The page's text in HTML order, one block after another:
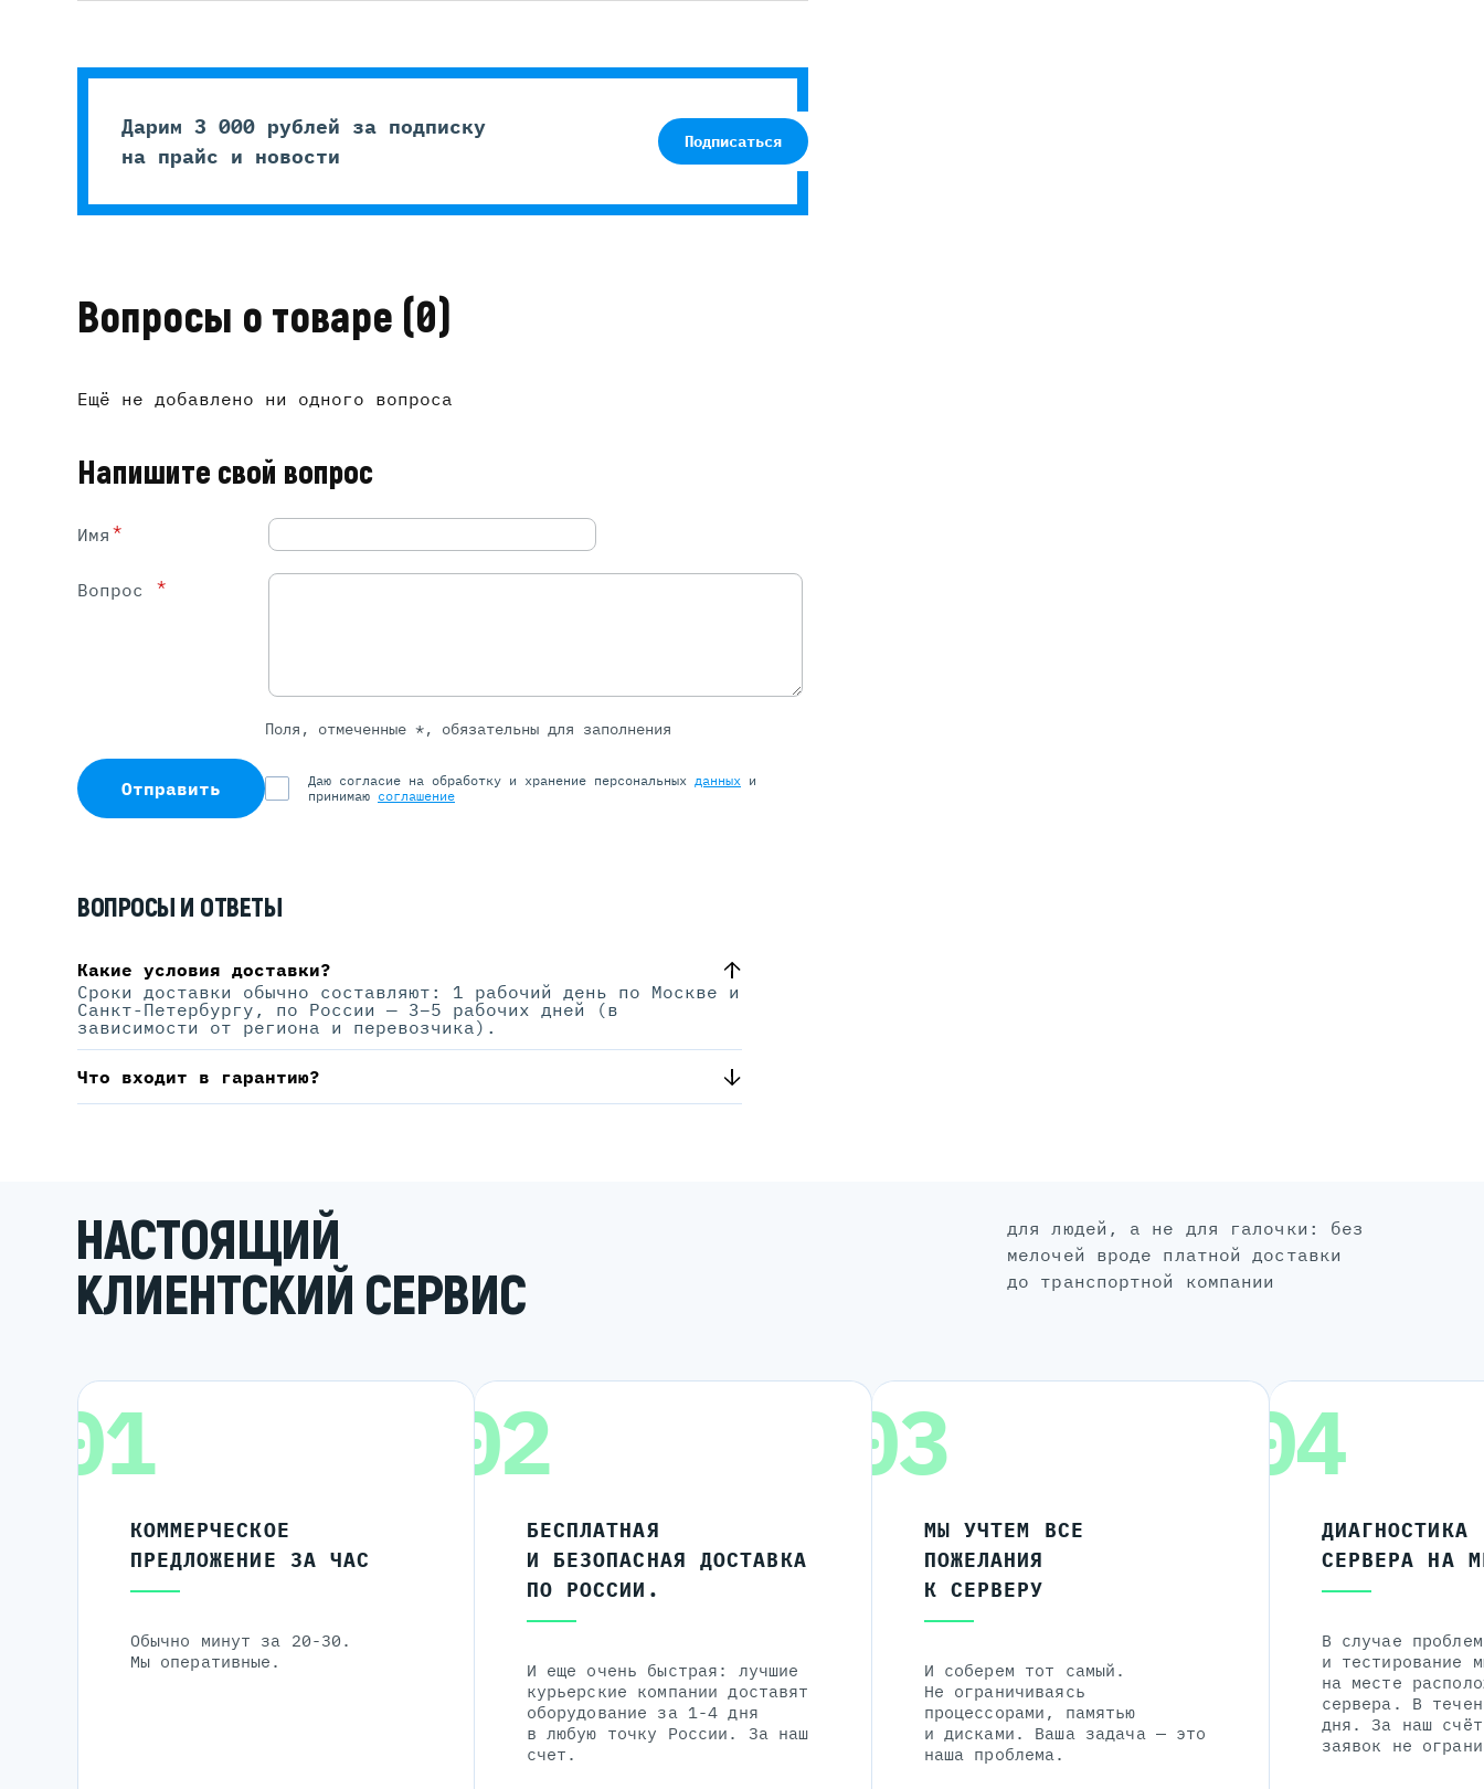
Дарим 3 000 рублей за подписку
на прайс и новости
Подписаться
Вопросы о товаре (0)
Ещё не добавлено ни одного вопроса
Напишите свой вопрос
Имя *
Вопрос *
Поля, отмеченные *, обязательны для заполнения
Отправить Даю согласие на обработку и хранение персональных данных и
принимаю соглашение
ВОПРОСЫ И ОТВЕТЫ
Какие условия доставки?
Сроки доставки обычно составляют: 1 рабочий день по Москве и
Санкт-Петербургу, по России — 3–5 рабочих дней (в
зависимости от региона и перевозчика).
Что входит в гарантию?
НАСТОЯЩИЙ
КЛИЕНТСКИЙ СЕРВИС
для людей, а не для галочки: без
мелочей вроде платной доставки
до транспортной компании
01
КОММЕРЧЕСКОЕ
ПРЕДЛОЖЕНИЕ ЗА ЧАС
Обычно минут за 20-30.
Мы оперативные.
02
БЕСПЛАТНАЯ
И БЕЗОПАСНАЯ ДОСТАВКА
ПО РОССИИ.
И еще очень быстрая: лучшие
курьерские компании доставят
оборудование за 1-4 дня
в любую точку России. За наш
счет.
03
МЫ УЧТЕМ ВСЕ
ПОЖЕЛАНИЯ
К СЕРВЕРУ
И соберем тот самый.
Не ограничиваясь
процессорами, памятью
и дисками. Ваша задача — это
наша проблема.
04
ДИАГНОСТИКА
СЕРВЕРА НА
В случае
и тестирование
на месте
сервера. В
дня. За наш
заявок не